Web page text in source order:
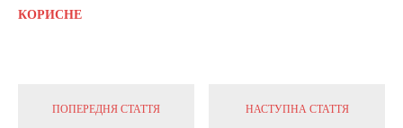
КОРИСНЕ
ПОПЕРЕДНЯ СТАТТЯ НАСТУПНА СТАТТЯ